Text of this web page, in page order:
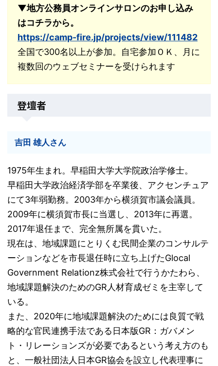
▼地方公務員オンラインサロンのお申し込み
はコチラから。
https://camp-fire.jp/projects/view/111482
全国で300名以上が参加。自宅参加ＯＫ、月に
複数回のウェブセミナーを受けられます
登壇者
吉田 雄人さん
1975年生まれ。早稲田大学大学院政治学修士。
早稲田大学政治経済学部を卒業後、アクセンチュア
にて3年弱勤務。2003年から横須賀市議会議員。
2009年に横須賀市長に当選し、2013年に再選。
2017年退任まで、完全無所属を貫いた。
現在は、地域課題にとりくむ民間企業のコンサルテ
ーションなどを市長退任時に立ち上げたGlocal
Government Relationz株式会社で行うかたわら、
地域課題解決のためのGR人材育成ゼミを主宰して
いる。
また、2020年に地域課題解決のためには良質で戦
略的な官民連携手法である日本版GR：ガバメン
ト・リレーションズが必要であるという考え方のも
と、一般社団法人日本GR協会を設立し代表理事に